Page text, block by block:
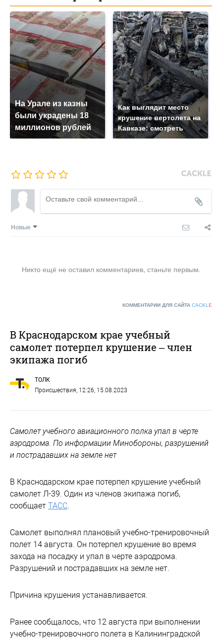
На Урале из казны
были украдены 18
миллионов рублей
Как выглядит место
крушение вертолета на
Кавказе: смотреть
Новые
Никто ещё не оставил комментариев, станьте первым.
КОММЕНТАРИИ ДЛЯ САЙТА CACKL E
В Краснодарском крае учебный
самолет потерпел крушение – член
экипажа погиб
ТОЛК
Происшествия , 12:26, 15.08.2023
Самолет учебного авиационного полка упал в черте
аэродрома. По информации Минобороны, разрушений
и пострадавших на земле нет
В Краснодарском крае потерпел крушение учебный
самолет Л-39. Один из членов экипажа погиб,
сообщает ТАСС
Самолет выполнял плановый учебно-тренировочный
полет 14 августа. Он потерпел крушение во время
захода на посадку и упал в черте аэродрома.
Разрушений и пострадавших на земле нет.
Причина крушения устанавливается.
Ранее сообщалось, что 12 августа при выполнении
учебно-тренировочного полета в Калининградской